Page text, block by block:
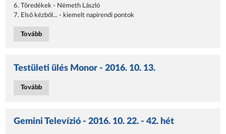
6. Töredékek - Németh László
7. Első kézből... - kiemelt napirendi pontok
Tovább
Testületi ülés Monor - 2016. 10. 13.
Tovább
Gemini Televízió - 2016. 10. 22. - 42. hét